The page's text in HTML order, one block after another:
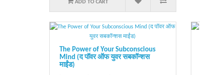
ADD TO CART
The Power of Your Subconscious
Mind (द पॉवर ऑफ युवर सबकॉन्शस
माईंड)